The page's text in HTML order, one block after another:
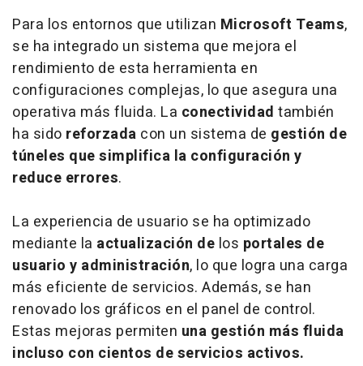
Para los entornos que utilizan Microsoft Teams,
se ha integrado un sistema que mejora el
rendimiento de esta herramienta en
configuraciones complejas, lo que asegura una
operativa más fluida. La conectividad también
ha sido reforzada con un sistema de gestión de
túneles quesimplifica la configuración y
reduce errores.
La experiencia de usuario se ha optimizado
mediante la actualización de los portales de
usuario y administración, lo que logra una carga
más eficiente de servicios. Además, se han
renovado los gráficos en el panel de control.
Estas mejoras permiten una gestión más fluida
incluso con cientos de servicios activos.